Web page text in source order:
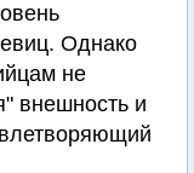
Однако
не
внешность и